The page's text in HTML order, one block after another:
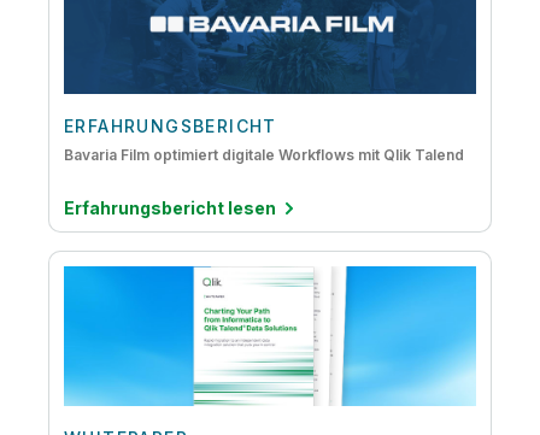
ERFAHRUNGSBERICHT
Bavaria Film optimiert digitale Workflows mit Qlik Talend
Erfahrungsbericht lesen